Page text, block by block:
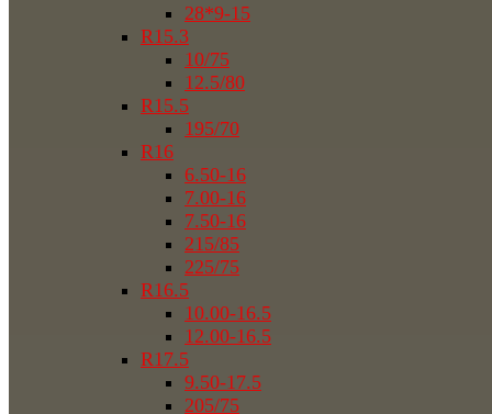
28*9-15
R15.3
10/75
12.5/80
R15.5
195/70
R16
6.50-16
7.00-16
7.50-16
215/85
225/75
R16.5
10.00-16.5
12.00-16.5
R17.5
9.50-17.5
205/75